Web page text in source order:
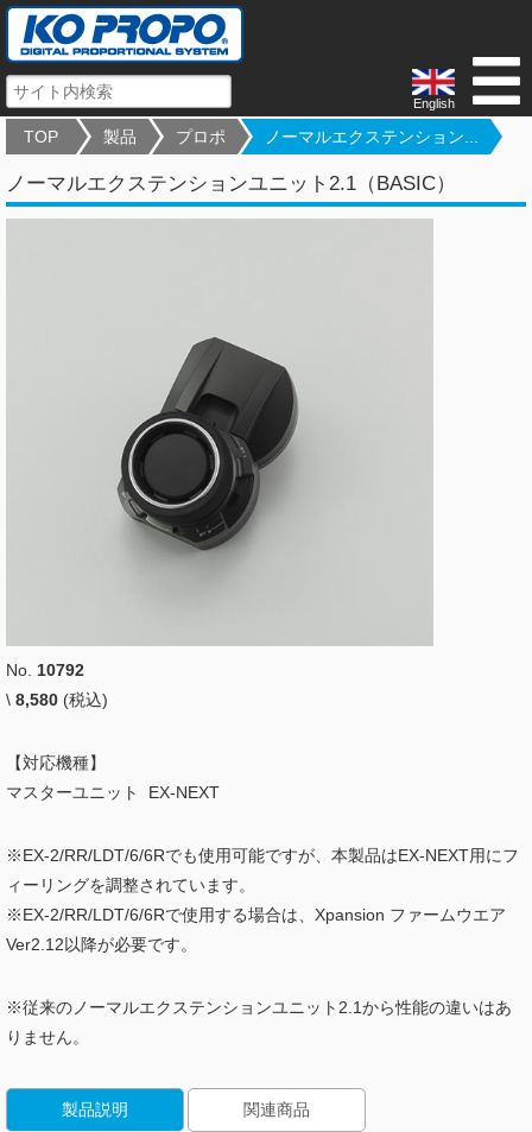
English
TOP 製品 プロポ ノーマルエクステンション...
ノーマルエクステンションユニット2.1（BASIC）
No. 10792
\ 8,580 (税込)
【対応機種】
マスターユニット EX-NEXT
※EX-2/RR/LDT/6/6Rでも使用可能ですが、本製品はEX-NEXT用にフ
ィーリングを調整されています。
※EX-2/RR/LDT/6/6Rで使用する場合は、Xpansion ファームウエア
Ver2.12以降が必要です。
※従来のノーマルエクステンションユニット2.1から性能の違いはあ
りません。
製品説明 関連商品